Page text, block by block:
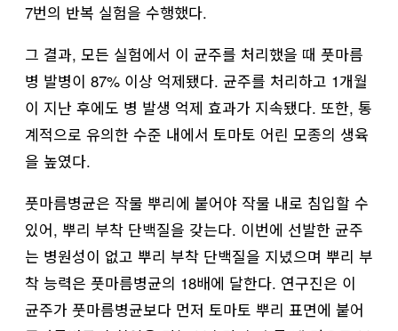
7번의 반복 실험을 수행했다.
그 결과, 모든 실험에서 이 균주를 처리했을 때 풋마름
병 발병이 87% 이상 억제됐다. 균주를 처리하고 1개월
이 지난 후에도 병 발생 억제 효과가 지속됐다. 또한, 통
계적으로 유의한 수준 내에서 토마토 어린 모종의 생육
을 높였다.
풋마름병균은 작물 뿌리에 붙어야 작물 내로 침입할 수
있어, 뿌리 부착 단백질을 갖는다. 이번에 선발한 균주
는 병원성이 없고 뿌리 부착 단백질을 지녔으며 뿌리 부
착 능력은 풋마름병균의 18배에 달한다. 연구진은 이
균주가 풋마름병균보다 먼저 토마토 뿌리 표면에 붙어